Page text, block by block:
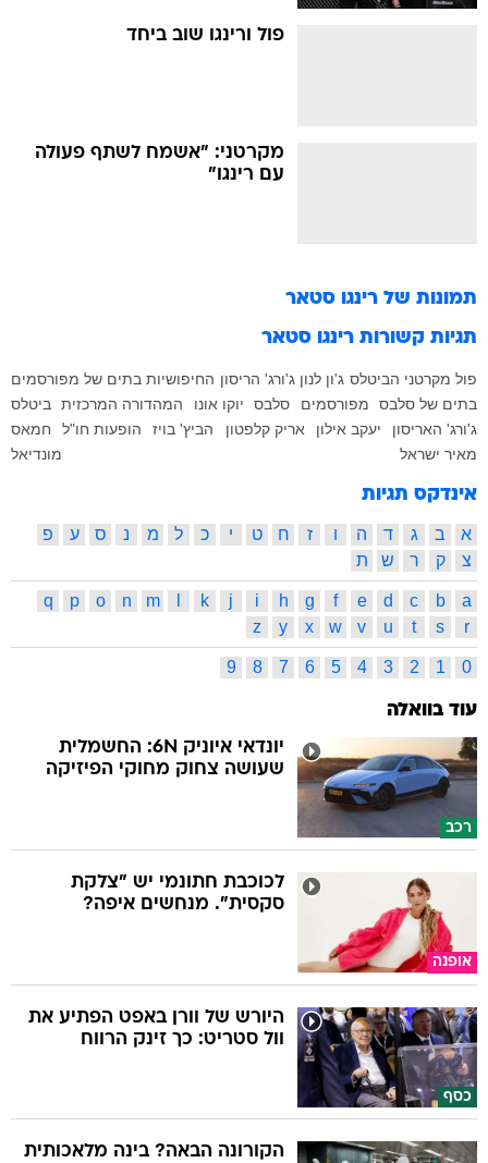
פול ורינגו שוב ביחד
מקרטני: "אשמח לשתף פעולה
עם רינגו"
תמונות של רינגו סטאר
תגיות קשורות רינגו סטאר
פול מקרטני הביטלס ג'ון לנון ג'ורג' הריסון החיפושיות בתים של מפורסמים
בתים של סלבס
מפורסמים סלבס יוקו אונו המהדורה המרכזית ביטלס
ג'ורג' האריסון
יעקב אילון אריק קלפטון הביץ' בויז הופעות חו"ל
חמאס
מאיר ישראל
מונדיאל
אינדקס תגיות
א ב ג ד ה ו ז ח ט י כ ל מ נ ס ע
פ
צ
ק ר ש ת
a
b
c
d
e
f
g
h
i
j
k
m
n
o
p
q
r
s
t
u
v
w
x
y
z
0
1
2
3
4
5
6
7
8
9
עוד בוואלה
רכב
יונדאי איוניק 6N: החשמלית
שעושה צחוק מחוקי הפיזיקה
אופנה
לכוכבת חתונמי יש "צלקת
סקסית". מנחשים איפה?
כסף
היורש של וורן באפט הפתיע את
וול סטריט: כך זינק הרווח
הקורונה הבאה? בינה מלאכותית